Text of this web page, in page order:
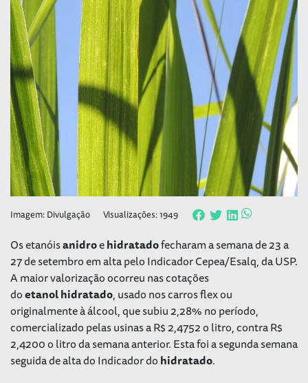
Imagem: Divulgação Visualizações: 1949
Os etanóisanidroehidratadofecharam a semana de 23 a
27 de setembro em alta pelo Indicador Cepea/Esalq, da USP.
A maior valorização ocorreu nas cotações
doetanolhidratado, usado nos carros flex ou
originalmente à álcool, que subiu 2,28% no período,
comercializado pelas usinas a R$ 2,4752 o litro, contra R$
2,4200 o litro da semana anterior. Esta foi a segunda semana
seguida de alta do Indicador dohidratado.